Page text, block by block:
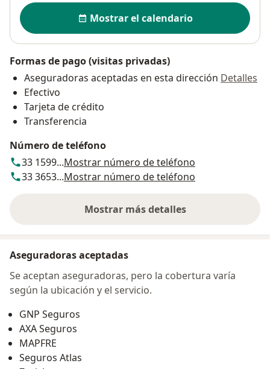
Disponibilidad
Mostrar el calendario
Formas de pago (visitas privadas)
Aseguradoras aceptadas en esta dirección Detalles
Efectivo
Tarjeta de crédito
Transferencia
Número de teléfono
33 1599...Mostrar número de teléfono
33 3653...Mostrar número de teléfono
Mostrar más detalles
sobre la dirección
Aseguradoras aceptadas
Se aceptan aseguradoras, pero la cobertura varía
según la ubicación y el servicio.
GNP Seguros
AXA Seguros
MAPFRE
Seguros Atlas